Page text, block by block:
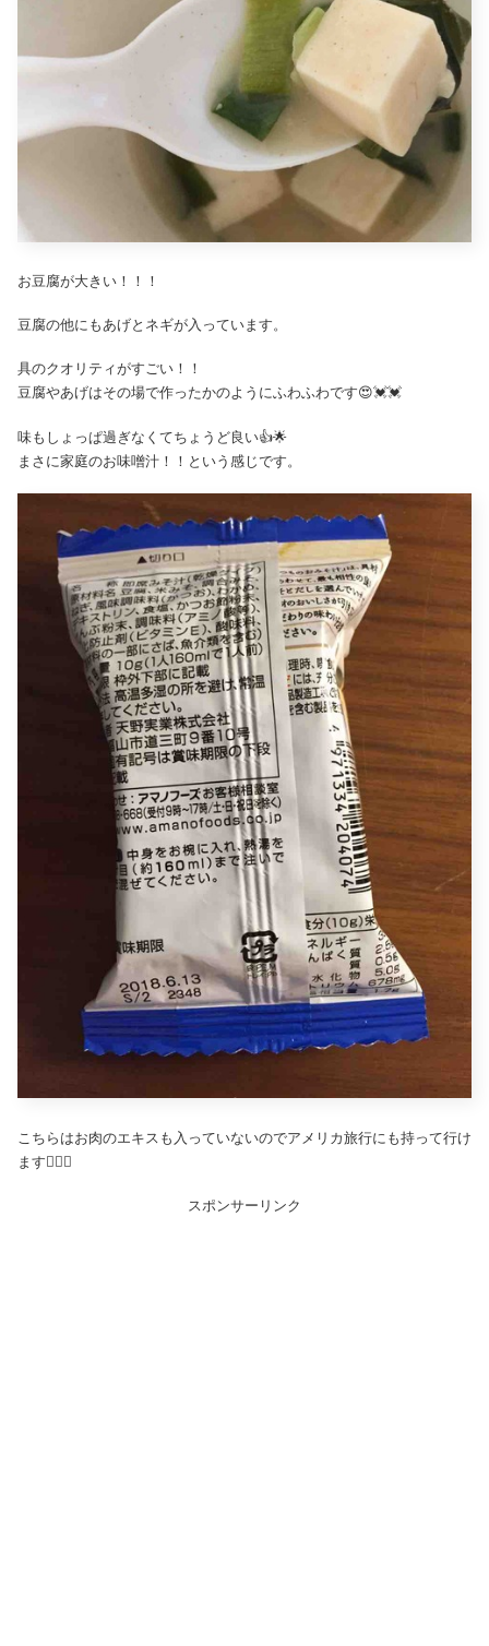
お豆腐が大きい！！！
豆腐の他にもあげとネギが入っています。
具のクオリティがすごい！！
豆腐やあげはその場で作ったかのようにふわふわです😍💓💓
味もしょっぱ過ぎなくてちょうど良い👍🌟
まさに家庭のお味噌汁！！という感じです。
こちらはお肉のエキスも入っていないのでアメリカ旅行にも持って行け
ます🙆‍♀️✨
スポンサーリンク